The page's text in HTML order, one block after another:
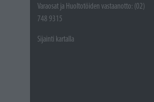
Varaosat ja Huoltotöiden vastaanotto: (02)
748 9315
Sijainti kartalla